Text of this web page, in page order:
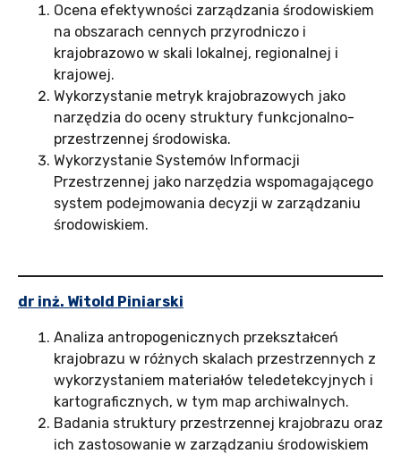
Ocena efektywności zarządzania środowiskiem
na obszarach cennych przyrodniczo i
krajobrazowo w skali lokalnej, regionalnej i
krajowej.
Wykorzystanie metryk krajobrazowych jako
narzędzia do oceny struktury funkcjonalno-
przestrzennej środowiska.
Wykorzystanie Systemów Informacji
Przestrzennej jako narzędzia wspomagającego
system podejmowania decyzji w zarządzaniu
środowiskiem.
dr inż. Witold Piniarski
Analiza antropogenicznych przekształceń
krajobrazu w różnych skalach przestrzennych z
wykorzystaniem materiałów teledetekcyjnych i
kartograficznych, w tym map archiwalnych.
Badania struktury przestrzennej krajobrazu oraz
ich zastosowanie w zarządzaniu środowiskiem